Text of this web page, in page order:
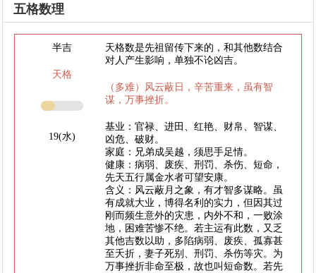
五格数理
半吉
天格
19(水)
天格数是先祖留传下来的，和其他数结合
对人产生影响，单独不论凶吉。
（多难）风云蔽日，辛苦重来，虽有智
谋，万事挫折。
基业：官禄、进田、红艳、财帛、智谋、
凶危、破财。
家庭：兄弟成吴越，须思手足情。
健康：病弱、废疾、刑罚、杀伤、短命，
先天五行属金水者可望安康。
含义：风云蔽月之象，有才智多谋略。虽
有成就大业，博得名利的实力，但因其过
刚而频生意外的灾患，内外不和，一败涂
地，困难苦惨不绝。若主运有此数，又乏
其他吉数以助，多陷病弱、废疾、孤寡甚
至夭折，妻子死别、刑罚、杀伤等灾。为
万事挫折非命至极，故也叫短命数。若先